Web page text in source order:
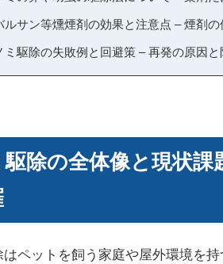
ルサン等燻煙剤の効果と注意点 – 煙剤
ミ駆除の失敗例と回避策 – 再発の原因
駆除の全体像と現状
はペットを飼う家庭や屋外環境を